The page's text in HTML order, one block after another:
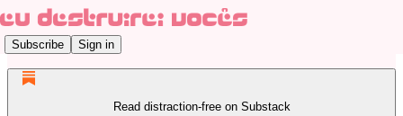
Subscribe Sign in
Read distraction-free on Substack